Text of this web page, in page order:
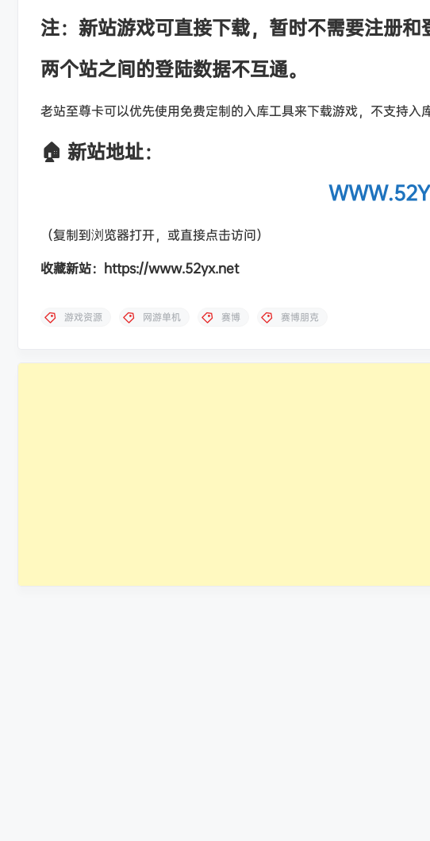
注：新站游戏可直接下载，暂时不需要注册和
两个站之间的登陆数据不互通。
老站至尊卡可以优先使用免费定制的入库工具来下载游戏，不支持入
🏠 新站地址：
（复制到浏览器打开，或直接点击访问）
收藏新站：https://www.52yx.net
游戏资源 网游单机 赛博 赛博朋克